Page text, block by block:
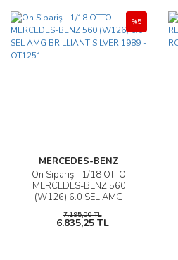
MERCEDES-BENZ
Ön Sipariş - 1/18 OTTO
MERCEDES-BENZ 560
(W126) 6.0 SEL AMG
OT1251
%5
7.195,00 TL
6.835,25 TL